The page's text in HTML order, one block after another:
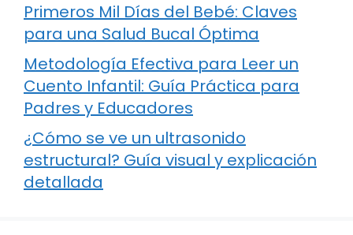
Primeros Mil Días del Bebé: Claves
para una Salud Bucal Óptima
Metodología Efectiva para Leer un
Cuento Infantil: Guía Práctica para
Padres y Educadores
¿Cómo se ve un ultrasonido
estructural? Guía visual y explicación
detallada